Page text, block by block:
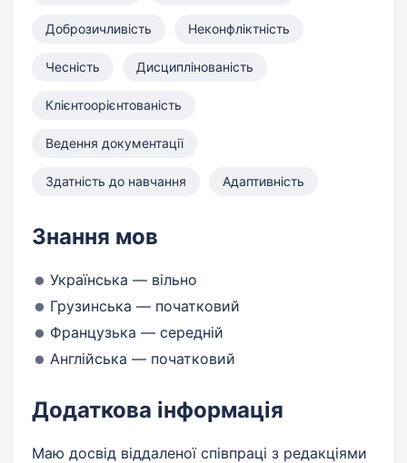
Доброзичливість Неконфліктність
Чесність Дисциплінованість
Клієнтоорієнтованість
Ведення документації
Здатність до навчання Адаптивність
Знання мов
Українська — вільно
Грузинська — початковий
Французька — середній
Англійська — початковий
Додаткова інформація
Маю досвід віддаленої співпраці з редакціями